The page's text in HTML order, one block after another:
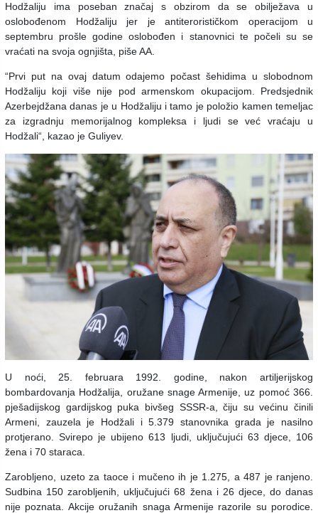
Hodžaliju ima poseban značaj s obzirom da se obilježava u
oslobođenom Hodžaliju jer je antiterorističkom operacijom u
septembru prošle godine oslobođen i stanovnici te počeli su se
vraćati na svoja ognjišta, piše AA.
“Prvi put na ovaj datum odajemo počast šehidima u slobodnom
Hodžaliju koji više nije pod armenskom okupacijom. Predsjednik
Azerbejdžana danas je u Hodžaliju i tamo je položio kamen temeljac
za izgradnju memorijalnog kompleksa i ljudi se već vraćaju u
Hodžali“, kazao je Guliyev.
U noći, 25. februara 1992. godine, nakon artiljerijskog
bombardovanja Hodžalija, oružane snage Armenije, uz pomoć 366.
pješadijskog gardijskog puka bivšeg SSSR-a, čiju su većinu činili
Armeni, zauzela je Hodžali i 5.379 stanovnika grada je nasilno
protjerano. Svirepo je ubijeno 613 ljudi, uključujući 63 djece, 106
žena i 70 staraca.
Zarobljeno, uzeto za taoce i mučeno ih je 1.275, a 487 je ranjeno.
Sudbina 150 zarobljenih, uključujući 68 žena i 26 djece, do danas
nije poznata. Akcije oružanih snaga Armenije razorile su porodice.